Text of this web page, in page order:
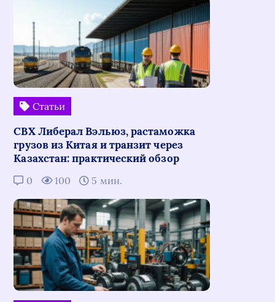
Статьи
СВХ Либерал Вэльюз, растаможка
грузов из Китая и транзит через
Казахстан: практический обзор
0 100 5 мин.